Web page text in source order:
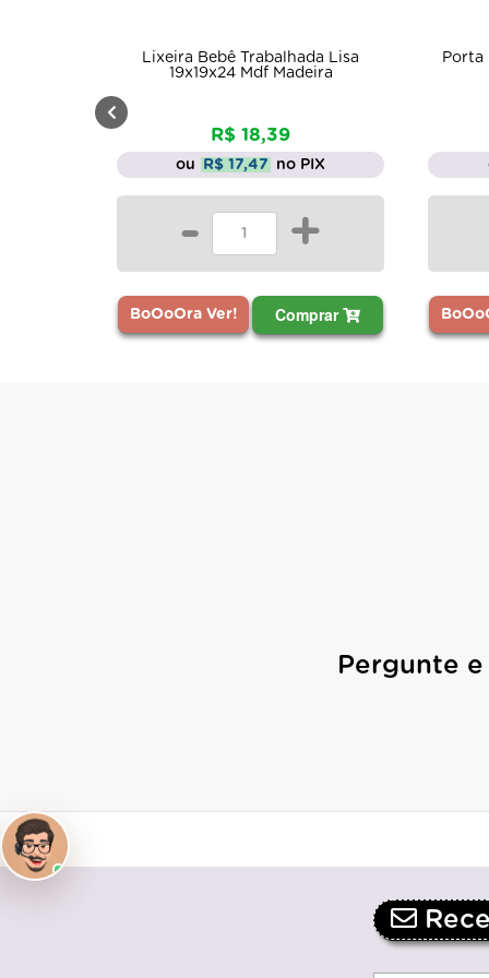
Lixeira Bebê Trabalhada Lisa
19x19x24 Mdf Madeira
R$ 18,39
ou R$ 17,47 no PIX
- +
BoOoOra Ver! Comprar
Porta
Pergunte